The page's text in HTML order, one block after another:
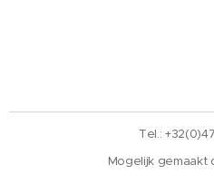
Tel.:
Mogelijk gemaakt